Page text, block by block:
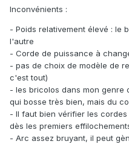
Inconvénients :
- Poids relativement élevé : le
l'autre
- Corde de puissance à
- pas de choix de modèle de
c'est tout)
- les bricolos dans mon genre
qui bosse très bien, mais du
- Il faut bien vérifier les
dès les premiers
- Arc assez bruyant, il peut